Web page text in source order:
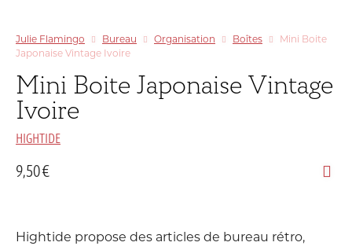
Julie Flamingo Bureau Organisation Boîtes
Mini Boite
Japonaise Vintage Ivoire
Mini Boite Japonaise Vintage
Ivoire
HIGHTIDE
9,50€
Hightide propose des articles de bureau rétro,